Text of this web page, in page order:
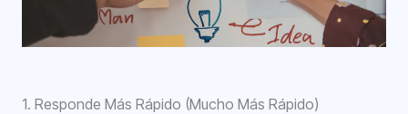
1. Responde Más Rápido (Mucho Más Rápido)